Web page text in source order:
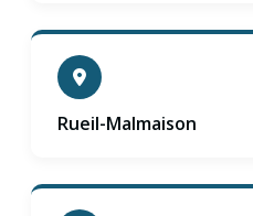
Rueil-Malmaison